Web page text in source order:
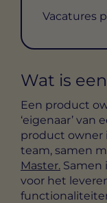
Vacatures
Wat is
Een product
‘eigenaar’ van
product owner
team, samen
Master. Samen
voor het